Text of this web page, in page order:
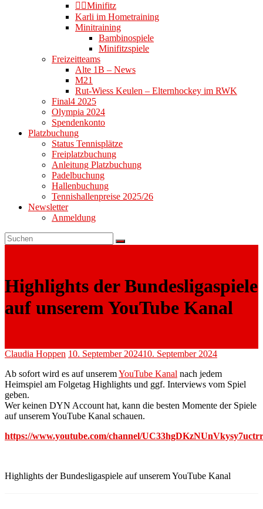
👉🏻Minifitz
Karli im Hometraining
Minitraining
Bambinospiele
Minifitzspiele
Freizeitteams
Alte 1B – News
M21
Rut-Wiess Keulen – Elternhockey im RWK
Final4 2025
Olympia 2024
Spendenkonto
Platzbuchung
Status Tennisplätze
Freiplatzbuchung
Anleitung Platzbuchung
Padelbuchung
Hallenbuchung
Tennishallenpreise 2025/26
Newsletter
Anmeldung
Highlights der Bundesligaspiele
auf unserem YouTube Kanal
Claudia Hoppen 10. September 202410. September 2024
Ab sofort wird es auf unseremYouTube Kanal nach jedem
Heimspiel am Folgetag Highlights und ggf. Interviews vom Spiel
geben.
Wer keinen DYN Account hat, kann die besten Momente der Spiele
auf unserem YouTube Kanal schauen.
https://www.youtube.com/channel/
Highlights der Bundesligaspiele auf unserem YouTube Kanal